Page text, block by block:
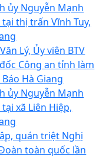
ủy Nguyễn Mạnh
thị trấn Vĩnh Tuy,
Lý, Ủy viên BTV
Công an tỉnh làm
Hà Giang
ủy Nguyễn Mạnh
xã Liên Hiệp,
quán triệt Nghị
toàn quốc lần